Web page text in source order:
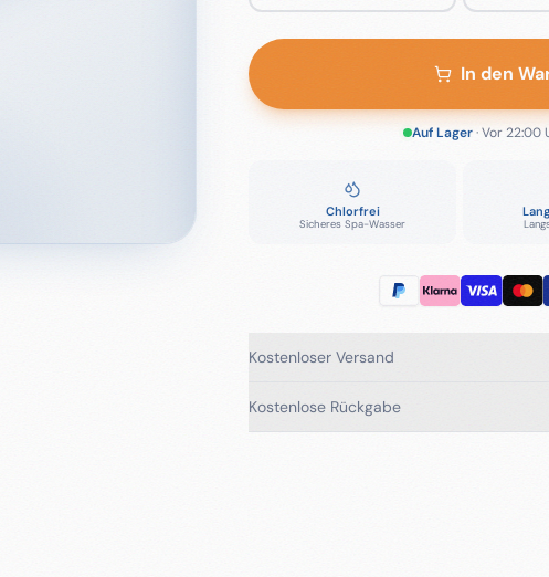
In den
Auf Lager· Vor
Chlorfrei
Sicheres Spa-Wasser
Kostenloser Versand
Kostenlose Rückgabe